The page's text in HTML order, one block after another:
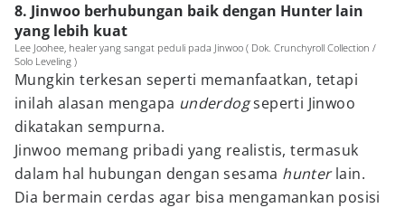
8. Jinwoo berhubungan baik dengan Hunter lain
yang lebih kuat
Lee Joohee, healer yang sangat peduli pada Jinwoo ( Dok. Crunchyroll Collection /
Solo Leveling )
Mungkin terkesan seperti memanfaatkan, tetapi
inilah alasan mengapa underdogseperti Jinwoo
dikatakan sempurna.
Jinwoo memang pribadi yang realistis, termasuk
dalam hal hubungan dengan sesama hunterlain.
Dia bermain cerdas agar bisa mengamankan posisi